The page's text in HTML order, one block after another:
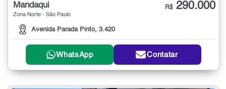
Mandaqui
Zona Norte - São Paulo
Avenida Parada Pinto, 3.420
R$ 290.000
WhatsApp Contatar